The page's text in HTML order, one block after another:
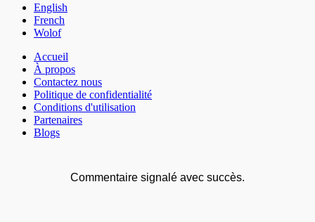
English
French
Wolof
Accueil
À propos
Contactez nous
Politique de confidentialité
Conditions d'utilisation
Partenaires
Blogs
Commentaire signalé avec succès.